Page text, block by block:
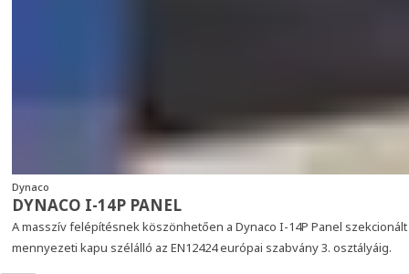
Dynaco
DYNACO I-14P PANEL
A masszív felépítésnek köszönhetően a Dynaco I-14P Panel szekcionált
mennyezeti kapu szélálló az EN12424 európai szabvány 3. osztályáig.